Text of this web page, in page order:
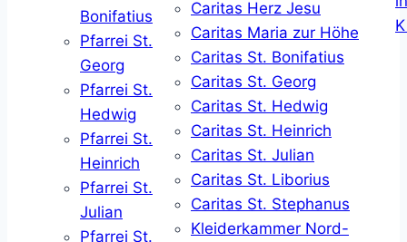
Bonifatius
Pfarrei St.
Georg
Pfarrei St.
Hedwig
Pfarrei St.
Heinrich
Pfarrei St.
Julian
Pfarrei St.
Caritas Herz Jesu
Caritas Maria zur Höhe
Caritas St. Bonifatius
Caritas St. Georg
Caritas St. Hedwig
Caritas St. Heinrich
Caritas St. Julian
Caritas St. Liborius
Caritas St. Stephanus
Kleiderkammer Nord-